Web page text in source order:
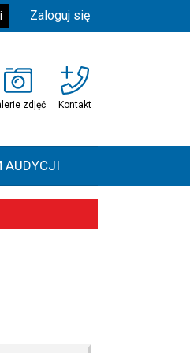
Zaloguj się
zdjęć Kontakt
AUDYCJI